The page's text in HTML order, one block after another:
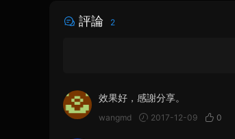
評論 2
效果好，感謝分享。
wangmd 2017-12-09 0